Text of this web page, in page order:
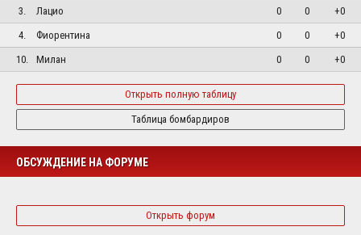
3.
Лацио 0 0
+0
4.
Фиорентина 0 0
+0
10.
Милан 0 0 +0
Открыть полную таблицу
Таблица бомбардиров
ОБСУЖДЕНИЕ НА ФОРУМЕ
Открыть форум